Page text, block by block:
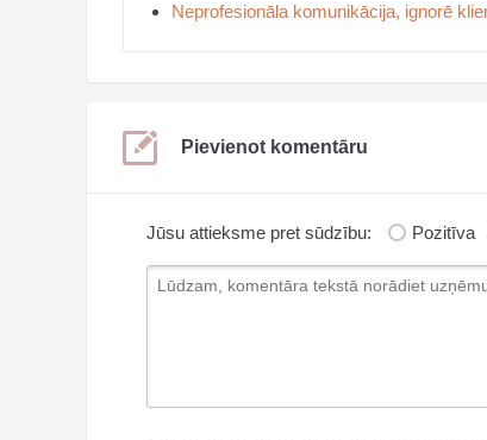
Neprofesionāla komunikācija, ignorē
Pievienot komentāru
Jūsu attieksme pret sūdzību: Pozitīva